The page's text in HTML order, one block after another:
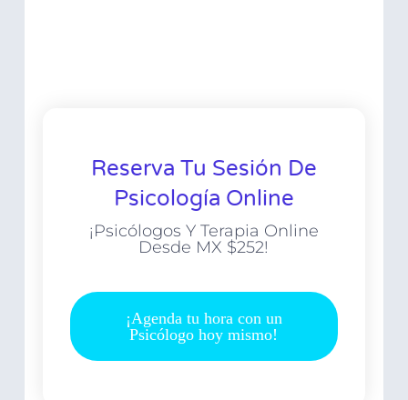
Reserva Tu Sesión De
Psicología Online
¡Psicólogos Y Terapia Online
Desde MX $252!
¡Agenda tu hora con un
Psicólogo hoy mismo!